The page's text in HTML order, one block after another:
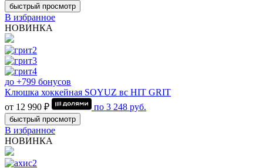
быстрый просмотр
В избранное
НОВИНКА
до +799 бонусов
Клюшка хоккейная SOYUZ вс HIT GRIT
от 12 990 ₽
по 3 248 руб.
быстрый просмотр
В избранное
НОВИНКА